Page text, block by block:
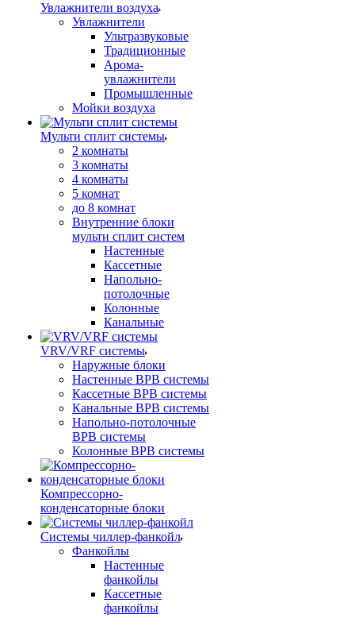
Увлажнители воздуха
Увлажнители
Ультразвуковые
Традиционные
Арома-
увлажнители
Промышленные
Мойки воздуха
Мульти сплит системы
2 комнаты
3 комнаты
4 комнаты
5 комнат
до 8 комнат
Внутренние блоки
мульти сплит систем
Настенные
Кассетные
Напольно-
потолочные
Колонные
Канальные
VRV/VRF системы
Наружные блоки
Настенные ВРВ системы
Кассетные ВРВ системы
Канальные ВРВ системы
Напольно-потолочные
ВРВ системы
Колонные ВРВ системы
Компрессорно-
конденсаторные блоки
Системы чиллер-фанкойл
Фанкойлы
Настенные
фанкойлы
Кассетные
фанкойлы